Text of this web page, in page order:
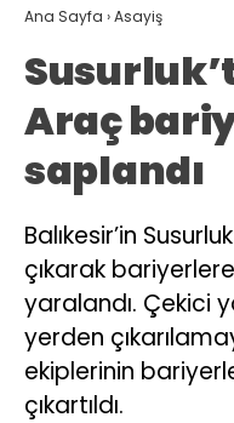
Ana Sayfa ›Asayiş
Araç
saplandı
Balıkesir’in
çıkarak
yaralandı. Çekici
yerden
ekiplerinin
çıkartıldı.